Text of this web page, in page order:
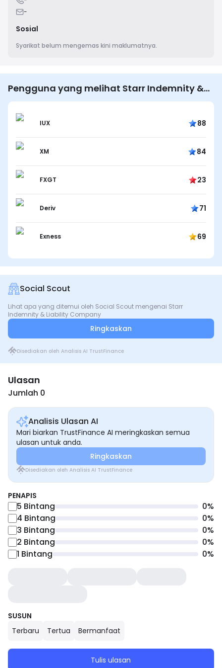
-
Sosial
Syarikat belum mengemas kini maklumatnya.
Pengguna yang melihat Starr Indemnity &
Liability Company juga melihat…
IUX 88
XM 84
FXGT 23
Deriv 71
Exness 69
Social Scout
Lihat apa yang ditemui oleh Social Scout mengenai Starr
Indemnity & Liability Company
Ringkaskan
Disediakan oleh Analisis AI TrustFinance
Ulasan
Jumlah 0
Analisis Ulasan AI
Mari biarkan TrustFinance AI meringkaskan semua
ulasan untuk anda.
Ringkaskan
Disediakan oleh Analisis AI TrustFinance
PENAPIS
5 Bintang 0%
4 Bintang 0%
3 Bintang 0%
2 Bintang 0%
1 Bintang 0%
SUSUN
Terbaru
Tertua Bermanfaat
Tulis ulasan